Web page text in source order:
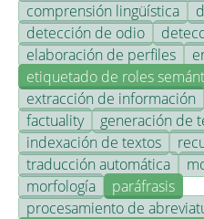
comprensión lingüística
detección de odio
elaboración de perfiles
etiquetado de roles
extracción de información
factuality
generación de
indexación de textos
traducción automática
morfología
paráfrasis
procesamiento de